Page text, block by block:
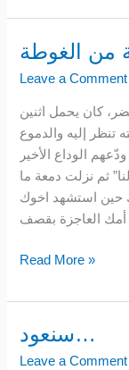
من الغوطة
Leave a Comment
كان يحمل اثنين
إليه والدموع
الوداع الأخير
ثم نزلت دمعة ما
حين استشهد اخوك
أمك العاجزة بقصف
وصية
Read More »
سنعود…
Leave a Comment
سنعود…